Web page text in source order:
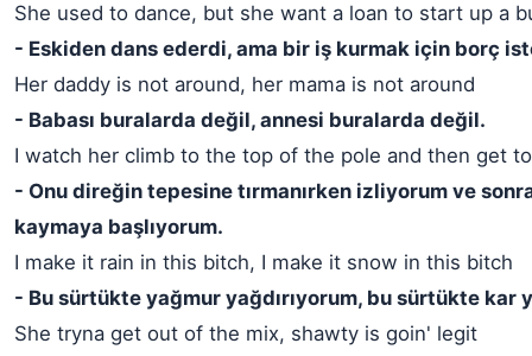
She used to dance, but she want a loan to start up a
- Eskiden dans ederdi, ama bir iş kurmak için borç
Her daddy is not around, her mama is not around
- Babası buralarda değil, annesi buralarda değil.
I watch her climb to the top of the pole and then get
- Onu direğin tepesine tırmanırken izliyorum ve
kaymaya başlıyorum.
I make it rain in this bitch, I make it snow in this bitch
- Bu sürtükte yağmur yağdırıyorum, bu sürtükte kar
She tryna get out of the mix, shawty is goin' legit